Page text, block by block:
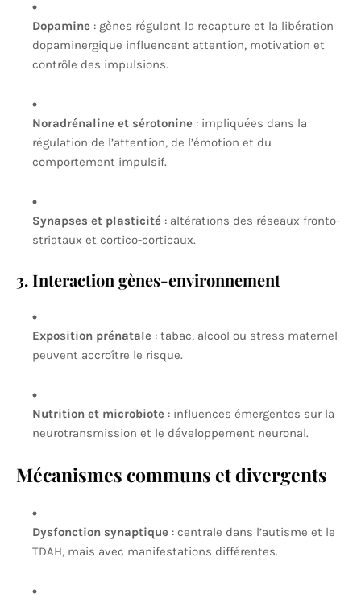
Dopamine : gènes régulant la recapture et la libération
dopaminergique influencent attention, motivation et
contrôle des impulsions.
Noradrénaline et sérotonine : impliquées dans la
régulation de l’attention, de l’émotion et du
comportement impulsif.
Synapses et plasticité : altérations des réseaux fronto-
striataux et cortico-corticaux.
3. Interaction gènes-environnement
Exposition prénatale : tabac, alcool ou stress maternel
peuvent accroître le risque.
Nutrition et microbiote : influences émergentes sur la
neurotransmission et le développement neuronal.
Mécanismes communs et divergents
Dysfonction synaptique : centrale dans l’autisme et le
TDAH, mais avec manifestations différentes.